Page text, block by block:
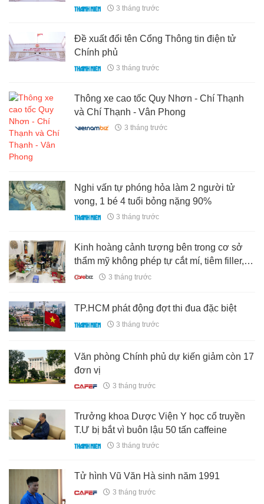
3 tháng trước
Đề xuất đổi tên Cổng Thông tin điện tử
Chính phủ
3 tháng trước
Thông xe cao tốc Quy Nhơn - Chí Thạnh
và Chí Thạnh - Vân Phong
3 tháng trước
Nghi vấn tự phóng hỏa làm 2 người tử
vong, 1 bé 4 tuổi bỏng nặng 90%
3 tháng trước
Kinh hoàng cảnh tượng bên trong cơ sở
thẩm mỹ không phép tự cắt mí, tiêm filler, ai
từng là khách hàng cần trình báo ngay
3 tháng trước
TP.HCM phát động đợt thi đua đặc biệt
3 tháng trước
Văn phòng Chính phủ dự kiến giảm còn 17
đơn vị
3 tháng trước
Trưởng khoa Dược Viện Y học cổ truyền
T.Ư bị bắt vì buôn lậu 50 tấn caffeine
3 tháng trước
Tử hình Vũ Văn Hà sinh năm 1991
3 tháng trước